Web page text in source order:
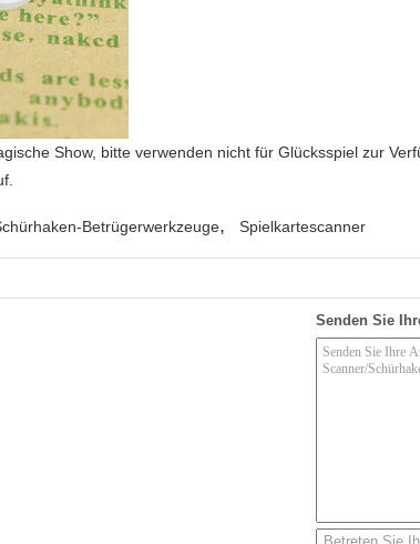
Show, bitte verwenden nicht für Glücksspiel zur
Betrügerwerkzeuge, Spielkartescanner
Senden Sie